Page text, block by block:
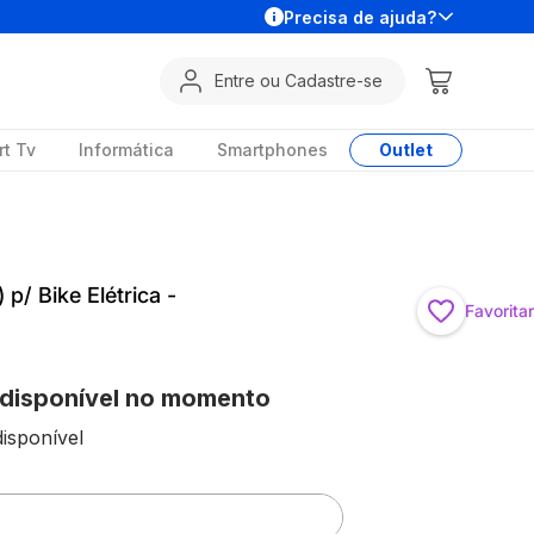
Precisa de ajuda?
Entre ou Cadastre-se
Tv Informática Smartphones Outlet
p/ Bike Elétrica -
Favoritar
no momento